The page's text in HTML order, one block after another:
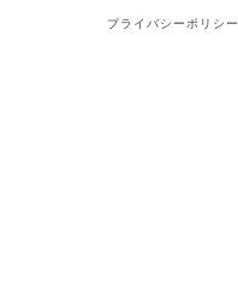
プライバシーポリシー